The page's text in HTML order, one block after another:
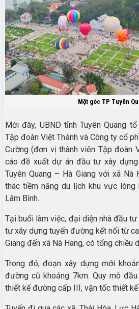
Một góc TP Tuyên
Mới đây, UBND tỉnh Tuyên Quang
Tập đoàn Việt Thành và Công ty cổ
Cường (đơn vị thành viên Tập đoàn
cáo đề xuất dự án đầu tư xây
Tuyên Quang – Hà Giang với xã Nà
thác tiềm năng du lịch khu vực lòng
Lâm Bình.
Tại buổi làm việc, đại diện nhà đầu
tư xây dựng tuyến đường kết nối từ
Giang đến xã Nà Hang, có tổng chiều
Trong đó, đoạn xây dựng mới
đường cũ khoảng 7km. Quy mô
thiết kế đường cấp III, vận tốc thiết